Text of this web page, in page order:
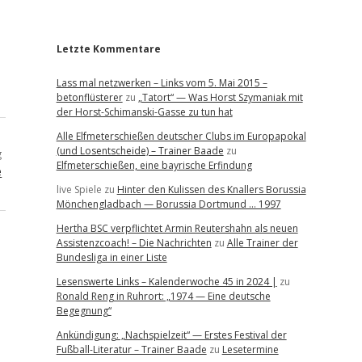
Letzte Kommentare
Lass mal netzwerken – Links vom 5. Mai 2015 –
betonflüstererzu „Tatort“ — Was Horst Szymaniak mit
der Horst-Schimanski-Gasse zu tun hat
Alle Elfmeterschießen deutscher Clubs im Europapokal
(und Losentscheide) – Trainer Baade zu
Elfmeterschießen, eine bayrische Erfindung
live Spiele zu Hinter den Kulissen des Knallers Borussia
Mönchengladbach — Borussia Dortmund … 1997
Hertha BSC verpflichtet Armin Reutershahn als neuen
Assistenzcoach! – Die Nachrichten zu Alle Trainer der
Bundesliga in einer Liste
Lesenswerte Links – Kalenderwoche 45 in 2024 | zu
Ronald Reng in Ruhrort: „1974 — Eine deutsche
Begegnung“
Ankündigung: „Nachspielzeit“ — Erstes Festival der
Fußball-Literatur – Trainer Baade zu Lesetermine